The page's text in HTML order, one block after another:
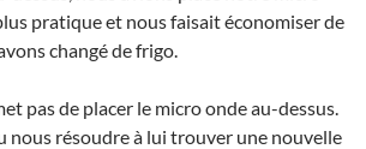
pratique et nous faisait économiser de
changé de frigo.
pas de placer le micro onde au-dessus.
nous résoudre à lui trouver une nouvelle